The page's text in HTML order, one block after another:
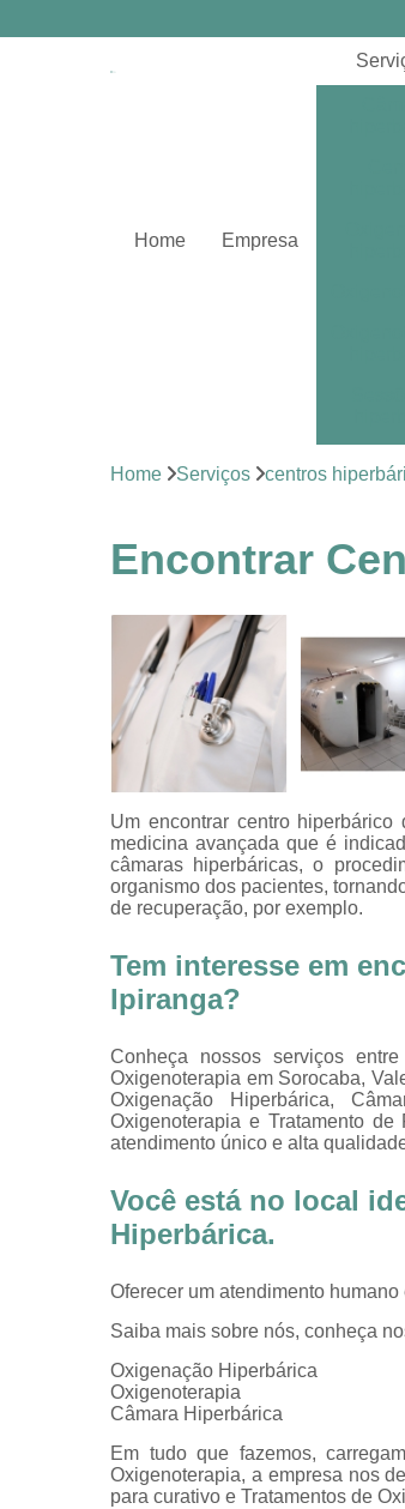
Home Empresa
Home Serviços centros
Encontrar
Um encontrar centro
medicina avançada que é
câmaras hiperbáricas, o
organismo dos pacientes,
de recuperação, por exemplo.
Tem interesse em
Ipiranga?
Conheça nossos serviços
Oxigenoterapia em Sorocaba,
Oxigenação Hiperbárica,
Oxigenoterapia e Tratamento
atendimento único e alta
Você está no local
Hiperbárica.
Oferecer um atendimento
Saiba mais sobre nós, conheça
Oxigenação Hiperbárica
Oxigenoterapia
Câmara Hiperbárica
Em tudo que fazemos,
Oxigenoterapia, a empresa nos
para curativo e Tratamentos de